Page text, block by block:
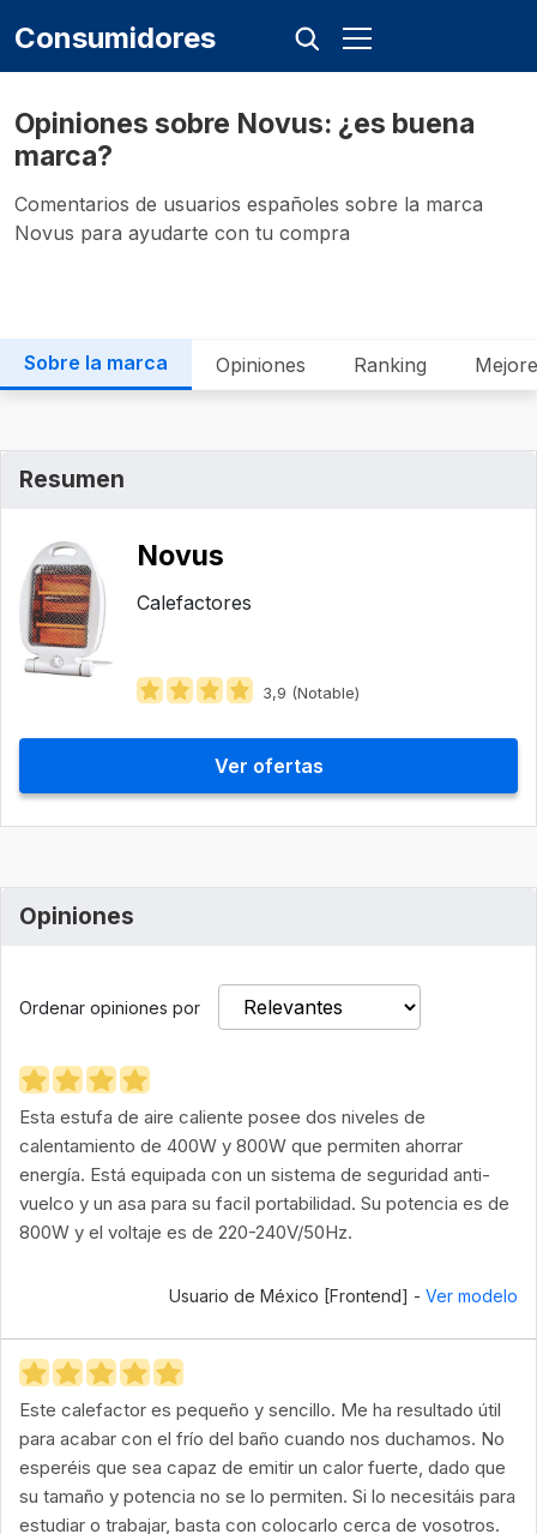
Consumidores
Opiniones sobre Novus: ¿es buena
marca?
Comentarios de usuarios españoles sobre la marca
Novus para ayudarte con tu compra
Sobre la marca Opiniones Ranking
Resumen
Novus
Calefactores
3,9 (Notable)
Ver ofertas
Opiniones
Ordenar opiniones por
Esta estufa de aire caliente posee dos niveles de
calentamiento de 400W y 800W que permiten ahorrar
energía. Está equipada con un sistema de seguridad anti-
vuelco y un asa para su facil portabilidad. Su potencia es de
800W y el voltaje es de 220-240V/50Hz.
Usuario de México [Frontend] - Ver modelo
Este calefactor es pequeño y sencillo. Me ha resultado útil
para acabar con el frío del baño cuando nos duchamos. No
esperéis que sea capaz de emitir un calor fuerte, dado que
su tamaño y potencia no se lo permiten. Si lo necesitáis para
estudiar o trabajar, basta con colocarlo cerca de vosotros.